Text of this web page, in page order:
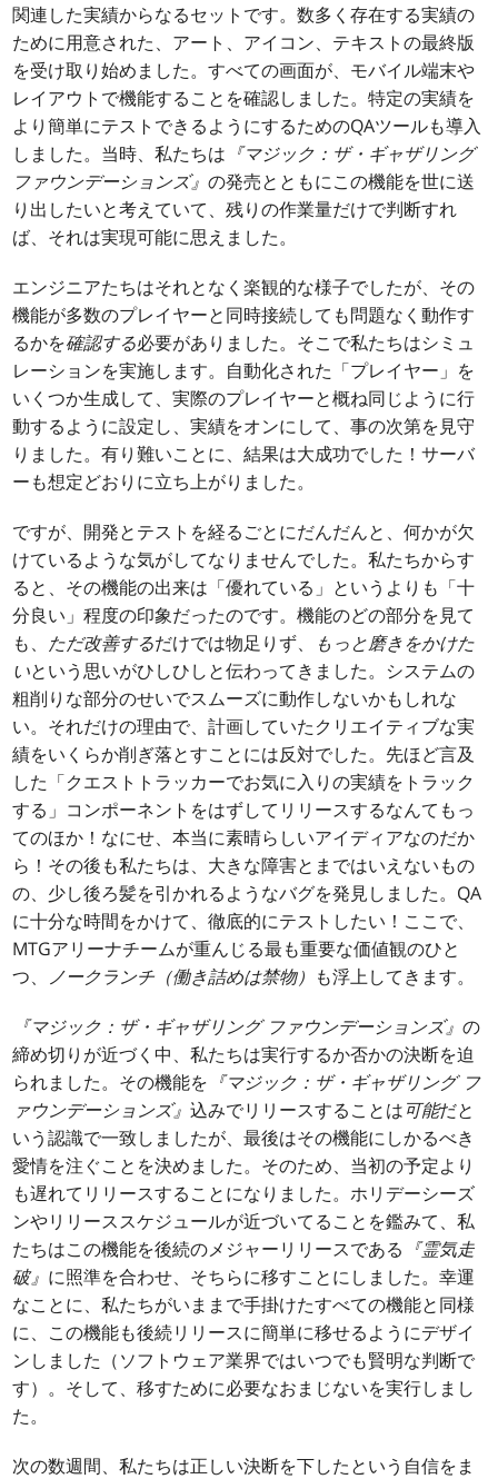
関連した実績からなるセットです。数多く存在する実績の
ために用意された、アート、アイコン、テキストの最終版
を受け取り始めました。すべての画面が、モバイル端末や
レイアウトで機能することを確認しました。特定の実績を
より簡単にテストできるようにするためのQAツールも導入
しました。当時、私たちは 『マジック：ザ・ギャザリング
ファウンデーションズ』の発売とともにこの機能を世に送
り出したいと考えていて、残りの作業量だけで判断すれ
ば、それは実現可能に思えました。
エンジニアたちはそれとなく楽観的な様子でしたが、その
機能が多数のプレイヤーと同時接続しても問題なく動作す
るかを確認する必要がありました。そこで私たちはシミュ
レーションを実施します。自動化された「プレイヤー」を
いくつか生成して、実際のプレイヤーと概ね同じように行
動するように設定し、実績をオンにして、事の次第を見守
りました。有り難いことに、結果は大成功でした！サーバ
ーも想定どおりに立ち上がりました。
ですが、開発とテストを経るごとにだんだんと、何かが欠
けているような気がしてなりませんでした。私たちからす
ると、その機能の出来は「優れている」というよりも「十
分良い」程度の印象だったのです。機能のどの部分を見て
も、 ただ改善するだけでは物足りず、
もっと磨きをかけた
いという思いがひしひしと伝わってきました。システムの
粗削りな部分のせいでスムーズに動作しないかもしれな
い。それだけの理由で、計画していたクリエイティブな実
績をいくらか削ぎ落とすことには反対でした。先ほど言及
した「クエストトラッカーでお気に入りの実績をトラック
する」コンポーネントをはずしてリリースするなんてもっ
てのほか！なにせ、本当に素晴らしいアイディアなのだか
ら！その後も私たちは、大きな障害とまではいえないもの
の、少し後ろ髪を引かれるようなバグを発見しました。QA
に十分な時間をかけて、徹底的にテストしたい！ここで、
MTGアリーナチームが重んじる最も重要な価値観のひと
つ、
ノークランチ（働き詰めは禁物） も浮上してきます。
『マジック：ザ・ギャザリング ファウンデーションズ』の
締め切りが近づく中、私たちは実行するか否かの決断を迫
られました。その機能を 『マジック：ザ・ギャザリング フ
ァウンデーションズ』込みでリリースすることは可能だと
いう認識で一致しましたが、最後はその機能にしかるべき
愛情を注ぐことを決めました。そのため、当初の予定より
も遅れてリリースすることになりました。ホリデーシーズ
ンやリリーススケジュールが近づいてることを鑑みて、私
たちはこの機能を後続のメジャーリリースである 『霊気走
破』 に照準を合わせ、そちらに移すことにしました。幸運
なことに、私たちがいままで手掛けたすべての機能と同様
に、この機能も後続リリースに簡単に移せるようにデザイ
ンしました（ソフトウェア業界ではいつでも賢明な判断で
す）。そして、移すために必要なおまじないを実行しまし
た。
次の数週間、私たちは正しい決断を下したという自信をま